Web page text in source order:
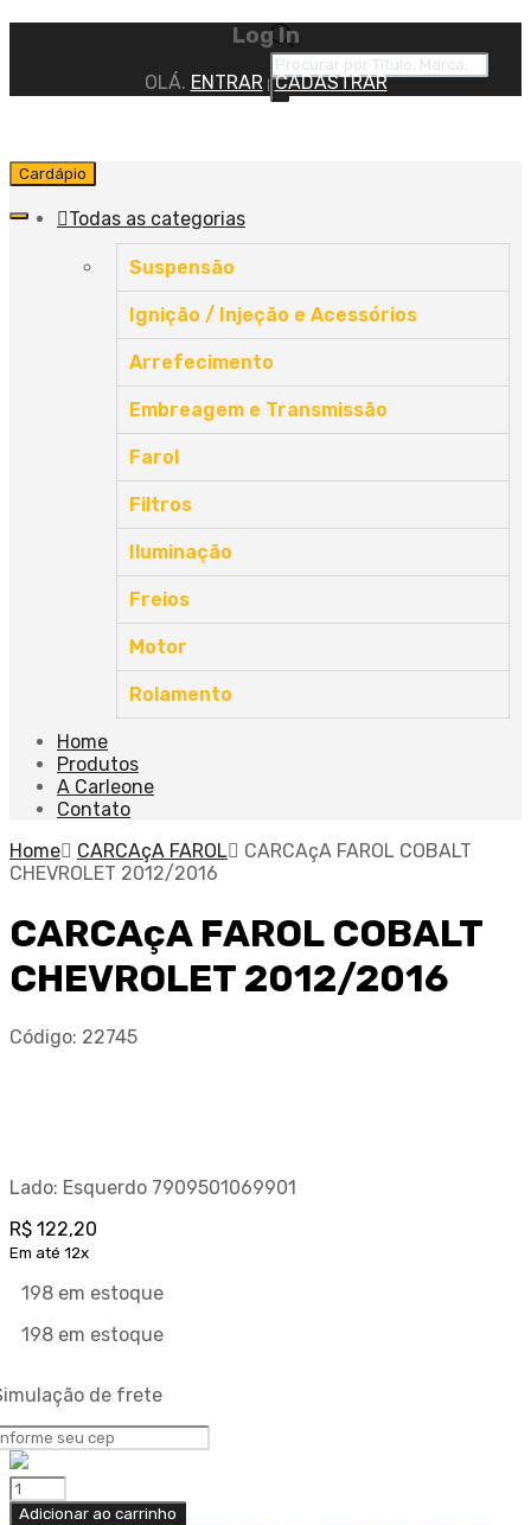
Log In
OLÁ. ENTRAR CADASTRAR
Cardápio
Todas as categorias
Suspensão
Ignição / Injeção e Acessórios
Arrefecimento
Embreagem e Transmissão
Farol
Filtros
Iluminação
Freios
Motor
Rolamento
Home
Produtos
A Carleone
Contato
Home
CARCAçA FAROL
CARCAçA FAROL COBALT
CHEVROLET 2012/2016
CARCAçA FAROL COBALT
CHEVROLET 2012/2016
Código: 22745
Lado: Esquerdo 7909501069901
R$ 122,20
Em até 12x
198 em estoque
198 em estoque
de frete
Adicionar ao carrinho